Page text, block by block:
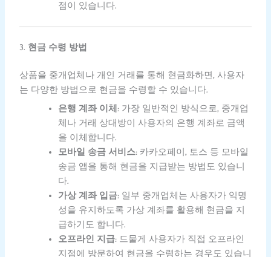
점이 있습니다.
3. 현금 수령 방법
상품을 중개업체나 개인 거래를 통해 현금화하면, 사용자
는 다양한 방법으로 현금을 수령할 수 있습니다.
은행 계좌 이체 : 가장 일반적인 방식으로, 중개업
체나 거래 상대방이 사용자의 은행 계좌로 금액
을 이체합니다.
모바일 송금 서비스: 카카오페이, 토스 등 모바일
송금 앱을 통해 현금을 지급받는 방법도 있습니
다.
가상 계좌 입금: 일부 중개업체는 사용자가 익명
성을 유지하도록 가상 계좌를 활용해 현금을 지
급하기도 합니다.
오프라인 지급: 드물게 사용자가 직접 오프라인
지점에 방문하여 현금을 수령하는 경우도 있습니